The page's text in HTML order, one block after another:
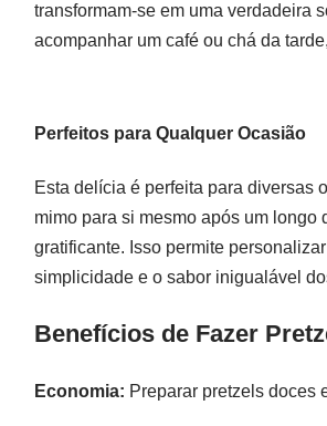
transformam-se em uma verdadeira
acompanhar um café ou chá da
Perfeitos para Qualquer Ocasião
Esta delícia é perfeita para diversas
mimo para si mesmo após um
gratificante. Isso permite
simplicidade e o sabor inigualável
Benefícios de Fazer
Economia: Preparar pretzels doces